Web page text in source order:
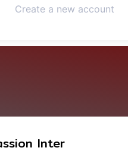
Create a new account
Inter